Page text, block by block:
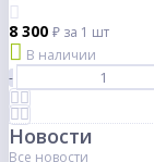
8 300 ₽ за 1 шт
В наличии
-
Новости
Все новости